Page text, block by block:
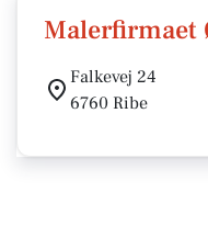
Malerfirmaet
Falkevej 24
6760 Ribe